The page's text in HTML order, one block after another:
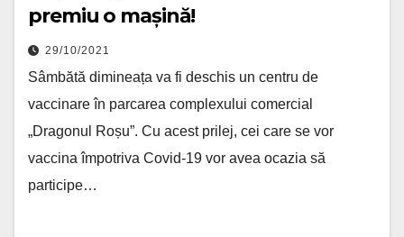
premiu o mașină!
29/10/2021
Sâmbătă dimineața va fi deschis un centru de
vaccinare în parcarea complexului comercial
„Dragonul Roșu”. Cu acest prilej, cei care se vor
vaccina împotriva Covid-19 vor avea ocazia să
participe…